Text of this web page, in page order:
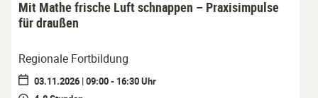
Mit Mathe frische Luft schnappen – Praxisimpulse
für draußen
Regionale Fortbildung
03.11.2026 | 09:00 - 16:30 Uhr